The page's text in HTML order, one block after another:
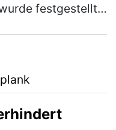
festgestellt,